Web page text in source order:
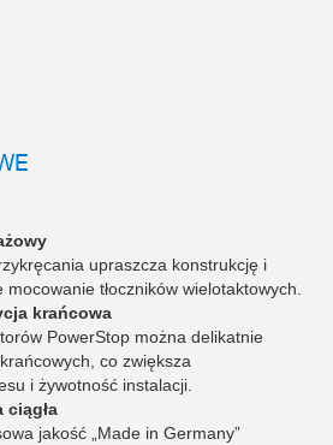
upraszcza konstrukcję i
tłoczników wielotaktowych.
krańcowa
PowerStop można delikatnie
co zwiększa
i żywotność instalacji.
ciągła
jakość „Made in Germany”